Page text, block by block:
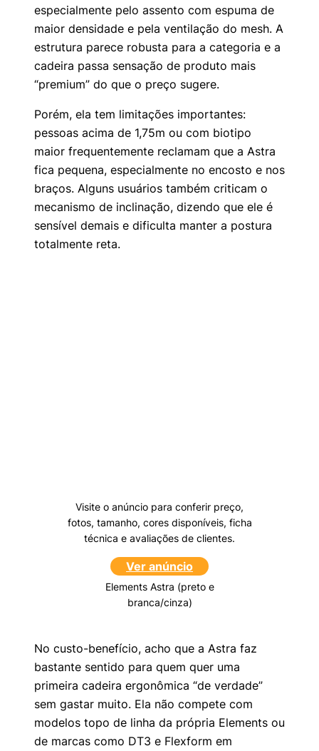
especialmente pelo assento com espuma de
maior densidade e pela ventilação do mesh. A
estrutura parece robusta para a categoria e a
cadeira passa sensação de produto mais
“premium” do que o preço sugere.
Porém, ela tem limitações importantes:
pessoas acima de 1,75m ou com biotipo
maior frequentemente reclamam que a Astra
fica pequena, especialmente no encosto e nos
braços. Alguns usuários também criticam o
mecanismo de inclinação, dizendo que ele é
sensível demais e dificulta manter a postura
totalmente reta.
Visite o anúncio para conferir preço,
fotos, tamanho, cores disponíveis, ficha
técnica e avaliações de clientes.
Ver anúncio
Elements Astra (preto e
branca/cinza)
No custo-benefício, acho que a Astra faz
bastante sentido para quem quer uma
primeira cadeira ergonômica “de verdade”
sem gastar muito. Ela não compete com
modelos topo de linha da própria Elements ou
de marcas como DT3 e Flexform em